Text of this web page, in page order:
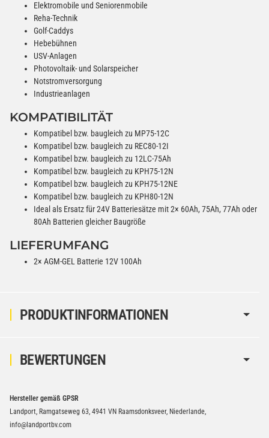
PRODUKTINFORMATIONEN
Elektromobile und Seniorenmobile
Reha-Technik
Golf-Caddys
Hebebühnen
USV-Anlagen
Photovoltaik- und Solarspeicher
Notstromversorgung
Industrieanlagen
KOMPATIBILITÄT
Kompatibel bzw. baugleich zu MP75-12C
Kompatibel bzw. baugleich zu REC80-12I
Kompatibel bzw. baugleich zu 12LC-75Ah
Kompatibel bzw. baugleich zu KPH75-12N
Kompatibel bzw. baugleich zu KPH75-12NE
Kompatibel bzw. baugleich zu KPH80-12N
Ideal als Ersatz für 24V Batteriesätze mit 2× 60Ah, 75Ah, 77Ah oder
80Ah Batterien gleicher Baugröße
LIEFERUMFANG
2× AGM-GEL Batterie 12V 100Ah
BEWERTUNGEN
Hersteller gemäß GPSR
Landport, Ramgatseweg 63, 4941 VN Raamsdonksveer, Niederlande,
info@landportbv.com